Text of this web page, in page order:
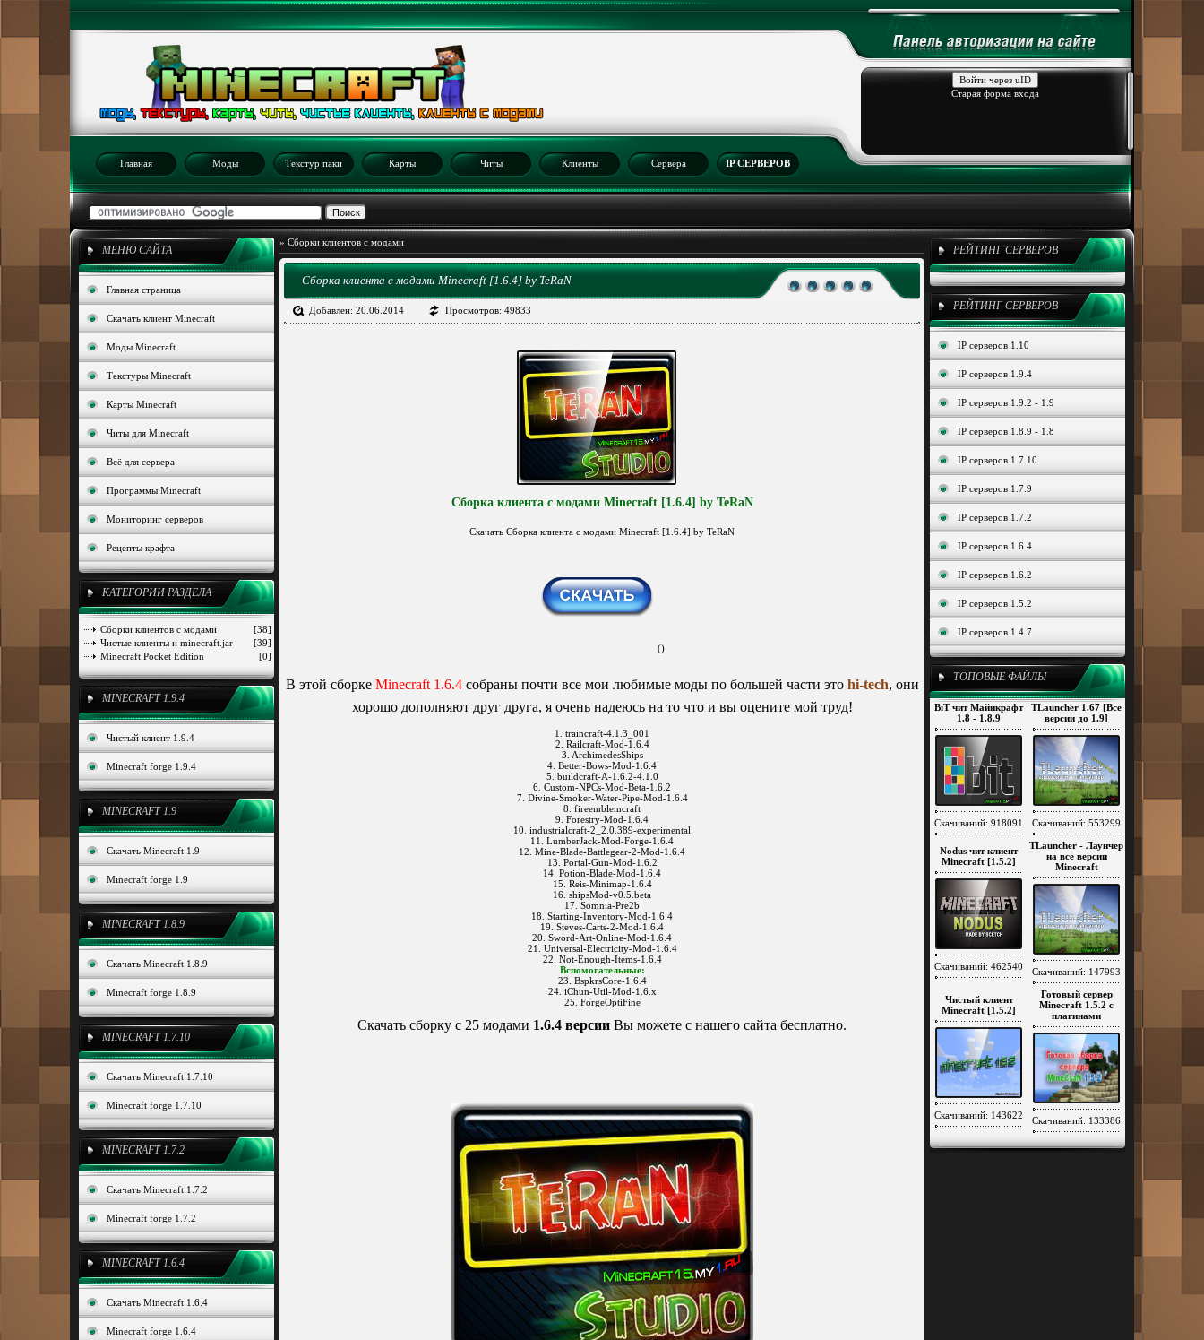
Войти через uID
Старая форма входа
Главная Моды Текстур паки Карты Читы Клиенты Сервера IP СЕРВЕРОВ
МЕНЮ САЙТА
Главная страница
Скачать клиент Minecraft
Моды Minecraft
Текстуры Minecraft
Карты Minecraft
Читы для Minecraft
Всё для сервера
Программы Minecraft
Мониторинг серверов
Рецепты крафта
КАТЕГОРИИ РАЗДЕЛА
[38]
Сборки клиентов с модами
[39]
Чистые клиенты и minecraft.jar
[0]
Minecraft Pocket Edition
MINECRAFT 1.9.4
Чистый клиент 1.9.4
Minecraft forge 1.9.4
MINECRAFT 1.9
Скачать Minecraft 1.9
Minecraft forge 1.9
MINECRAFT 1.8.9
Скачать Minecraft 1.8.9
Minecraft forge 1.8.9
MINECRAFT 1.7.10
Скачать Minecraft 1.7.10
Minecraft forge 1.7.10
MINECRAFT 1.7.2
Скачать Minecraft 1.7.2
Minecraft forge 1.7.2
MINECRAFT 1.6.4
Скачать Minecraft 1.6.4
Minecraft forge 1.6.4
РЕЙТИНГ СЕРВЕРОВ
РЕЙТИНГ СЕРВЕРОВ
IP серверов 1.10
IP серверов 1.9.4
IP серверов 1.9.2 - 1.9
IP серверов 1.8.9 - 1.8
IP серверов 1.7.10
IP серверов 1.7.9
IP серверов 1.7.2
IP серверов 1.6.4
IP серверов 1.6.2
IP серверов 1.5.2
IP серверов 1.4.7
ТОПОВЫЕ ФАЙЛЫ
BiT чит Майнкрафт
1.8 - 1.8.9
Скачиваний: 918091
TLauncher 1.67 [Все
версии до 1.9]
Скачиваний: 553299
Nodus чит клиент
Minecraft [1.5.2]
Скачиваний: 462540
TLauncher - Лаунчер
на все версии
Minecraft
Скачиваний: 147993
Чистый клиент
Minecraft [1.5.2]
Скачиваний: 143622
Готовый сервер
Minecraft 1.5.2 c
плагинами
Скачиваний: 133386
» Сборки клиентов с модами
Сборка клиента с модами Minecraft [1.6.4] by TeRaN
Добавлен: 20.06.2014 Просмотров: 49833
Сборка клиента с модами Minecraft [1.6.4] by TeRaN
Скачать Сборка клиента с модами Minecraft [1.6.4] by TeRaN
()
В этой сборке Minecraft 1.6.4собраны почти все мои любимые моды по большей части это hi-tech, они
хорошо дополняют друг друга, я очень надеюсь на то что и вы оцените мой труд!
1. traincraft-4.1.3_001
2. Railcraft-Mod-1.6.4
3. ArchimedesShips
4. Better-Bows-Mod-1.6.4
5. buildcraft-A-1.6.2-4.1.0
6. Custom-NPCs-Mod-Beta-1.6.2
7. Divine-Smoker-Water-Pipe-Mod-1.6.4
8. fireemblemcraft
9. Forestry-Mod-1.6.4
10. industrialcraft-2_2.0.389-experimental
11. LumberJack-Mod-Forge-1.6.4
12. Mine-Blade-Battlegear-2-Mod-1.6.4
13. Portal-Gun-Mod-1.6.2
14. Potion-Blade-Mod-1.6.4
15. Reis-Minimap-1.6.4
16. shipsMod-v0.5.beta
17. Somnia-Pre2b
18. Starting-Inventory-Mod-1.6.4
19. Steves-Carts-2-Mod-1.6.4
20. Sword-Art-Online-Mod-1.6.4
21. Universal-Electricity-Mod-1.6.4
22. Not-Enough-Items-1.6.4
Вспомогательные:
23. BspkrsCore-1.6.4
24. iChun-Util-Mod-1.6.x
25. ForgeOptiFine
Скачать сборку с 25 модами 1.6.4 версии Вы можете с нашего сайта бесплатно.